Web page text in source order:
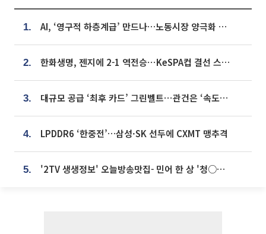
1. AI, ‘영구적 하층계급’ 만드나…노동시장 양극화 경고
2. 한화생명, 젠지에 2-1 역전승⋯KeSPA컵 결선 스테이지 2 직행
3. 대규모 공급 ‘최후 카드’ 그린벨트⋯관건은 ‘속도’ [주택공급 승부수의 조건]
4. LPDDR6 ‘한중전’…삼성·SK 선두에 CXMT 맹추격
5. '2TV 생생정보' 오늘방송맛집- 민어 한 상 '청○○○' vs 전복 한 상 '명○'